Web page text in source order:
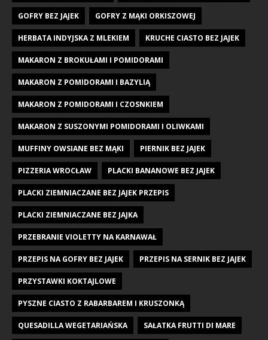
GOFRY BEZ JAJEK GOFRY Z MĄKI ORKISZOWEJ
HERBATA INDYJSKA Z MLEKIEM KRUCHE CIASTO BEZ JAJEK
MAKARON Z BROKUŁAMI I POMIDORAMI
MAKARON Z POMIDORAMI I BAZYLIĄ
MAKARON Z POMIDORAMI I CZOSNKIEM
MAKARON Z SUSZONYMI POMIDORAMI I OLIWKAMI
MUFFINY OWSIANE BEZ MĄKI PIERNIK BEZ JAJEK
PIZZERIA WROCŁAW PLACKI BANANOWE BEZ JAJEK
PLACKI ZIEMNIACZANE BEZ JAJEK PRZEPIS
PLACKI ZIEMNIACZANE BEZ JAJKA
PRZEBRANIE VIOLETTY NA KARNAWAŁ
PRZEPIS NA GOFRY BEZ JAJEK PRZEPIS NA SERNIK BEZ JAJEK
PRZYSTAWKI KOKTAJLOWE
PYSZNE CIASTO Z RABARBAREM I KRUSZONKĄ
QUESADILLA WEGETARIAŃSKA SAŁATKA FRUTTI DI MARE